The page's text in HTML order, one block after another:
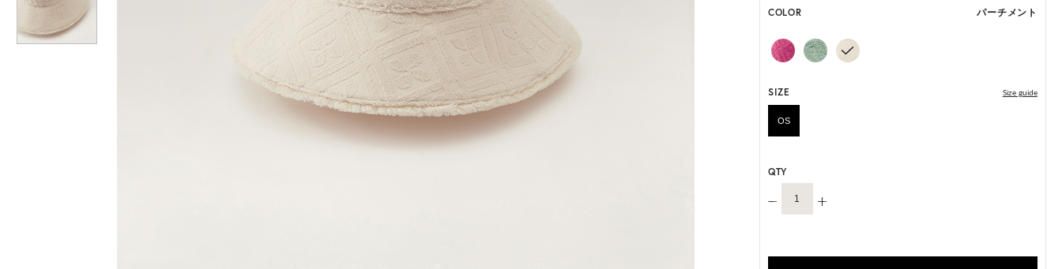
COLOR パーチメント
SIZE Size guide
OS
QTY